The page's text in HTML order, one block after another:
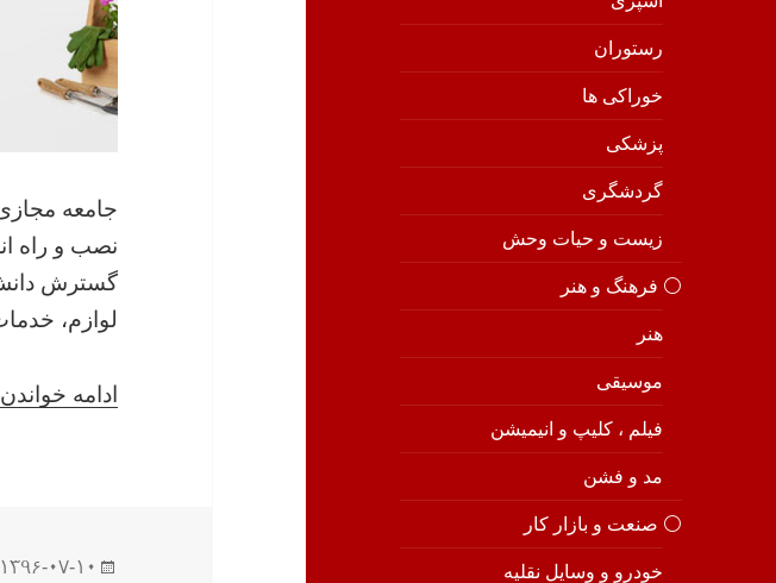
رستوران
خوراکی ها
پزشکی
گردشگری
زیست و حیات وحش
⚪️ فرهنگ و هنر
هنر
موسیقی
فیلم ، کلیپ و انیمیشن
مد و فشن
⚪️ صنعت و بازار کار
خودرو و وسایل نقلیه
نصب و راه
گسترش دانش
لوازم،
ادامه خواندن
ارسال
۱۳۹۶-۰۷-۱۰